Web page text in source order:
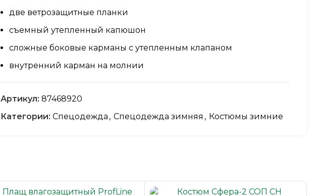
две ветрозащитные планки
съемный утепленный капюшон
сложные боковые карманы с утепленным клапаном
внутренний карман на молнии
притачные манжеты регулирующиеся по объему
воротник-стойка
регулировка объема по линии талии
прямого силуэта
Артикул: 87468920
Категории: Спецодежда , Спецодежда зимняя , Костюмы зимние